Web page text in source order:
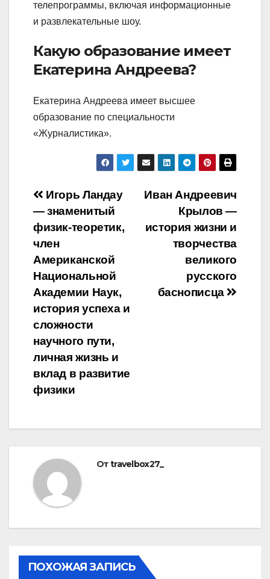
телепрограммы, включая информационные
и развлекательные шоу.
Какую образование имеет
Екатерина Андреева?
Екатерина Андреева имеет высшее
образование по специальности
«Журналистика».
Навигация
по
записям
Иван Андреевич
Крылов —
история жизни и
творчества
великого
русского
баснописца
Игорь Ландау
— знаменитый
физик-теоретик,
член
Американской
Национальной
Академии Наук,
история успеха и
сложности
научного пути,
личная жизнь и
вклад в развитие
физики
Отtravelbox27_
ПОХОЖАЯ ЗАПИСЬ